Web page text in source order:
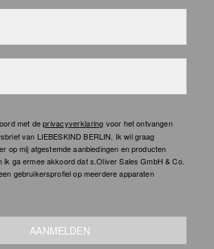
met deprivacyverklaring voor het ontvangen
van LIEBESKIND BERLIN. Ik wil graag
op mij afgestemde aanbiedingen en producten
ik ga ermee akkoord dat s.Oliver Sales GmbH & Co.
gebruikersprofiel op meerdere apparaten
AANMELDEN